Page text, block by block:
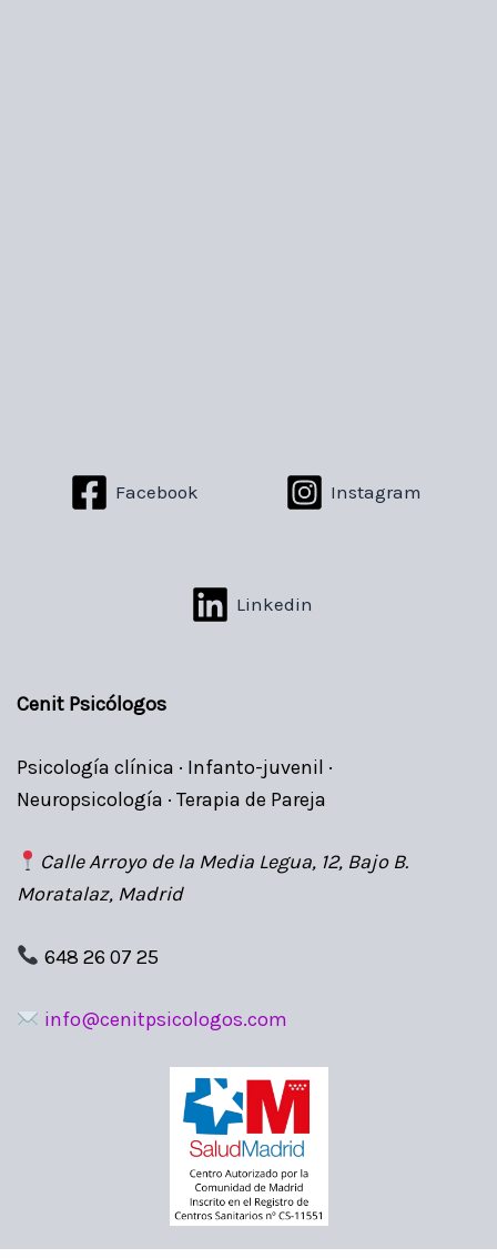
Facebook Instagram
Linkedin
Cenit Psicólogos
Psicología clínica · Infanto-juvenil ·
Neuropsicología · Terapia de Pareja
Calle Arroyo de la Media Legua, 12, Bajo B.
Moratalaz, Madrid
648 26 07 25
info@cenitpsicologos.com